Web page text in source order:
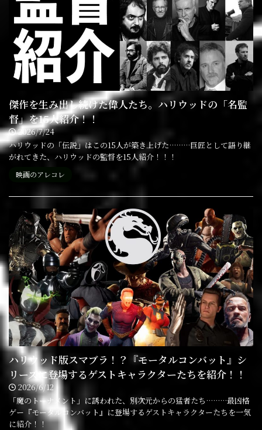
傑作を生み出し続けた偉人たち。ハリウッドの「名監
督」を15人紹介！！
2026/7/24
ハリウッドの「伝説」はこの15人が築き上げた………巨匠として語り継
がれてきた、ハリウッドの監督を15人紹介！！！
映画のアレコレ
ハリウッド版スマブラ！？『モータルコンバット』シ
リーズに登場するゲストキャラクターたちを紹介！！
2026/6/12
「魔のトーナメント」に誘われた、別次元からの猛者たち………最凶格
ゲー『モータルコンバット』に登場するゲストキャラクターたちを一気
に紹介！！